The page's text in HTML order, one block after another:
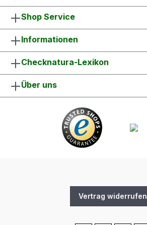
Shop Service
Informationen
Checknatura-Lexikon
Über uns
Vertrag widerrufen